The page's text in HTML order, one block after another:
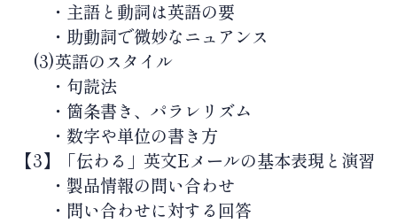
・主語と動詞は英語の要
・助動詞で微妙なニュアンス
(3)英語のスタイル
・句読法
・箇条書き、パラレリズム
・数字や単位の書き方
【3】「伝わる」英文Eメールの基本表現と演習
・製品情報の問い合わせ
・問い合わせに対する回答